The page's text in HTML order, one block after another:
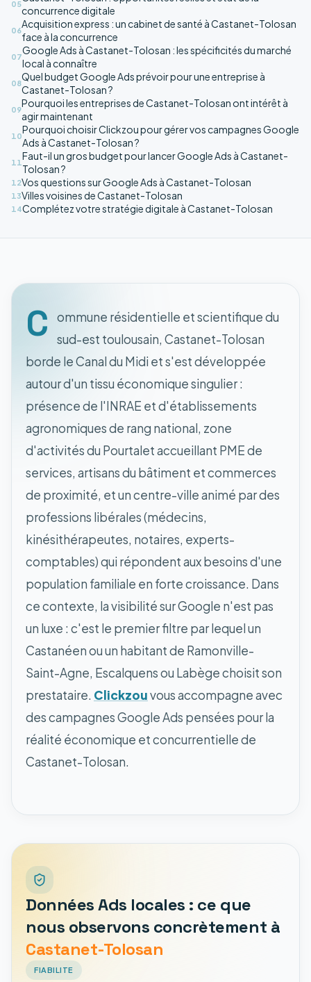
05
concurrence digitale
06
Acquisition express : un cabinet de santé à Castanet-Tolosan
face à la concurrence
07
Google Ads à Castanet-Tolosan : les spécificités du marché
local à connaître
08
Quel budget Google Ads prévoir pour une entreprise à
Castanet-Tolosan ?
09
Pourquoi les entreprises de Castanet-Tolosan ont intérêt à
agir maintenant
10
Pourquoi choisir Clickzou pour gérer vos campagnes Google
Ads à Castanet-Tolosan ?
11
Faut-il un gros budget pour lancer Google Ads à Castanet-
Tolosan ?
12Vos questions sur Google Ads à Castanet-Tolosan
13Villes voisines de Castanet-Tolosan
14Complétez votre stratégie digitale à Castanet-Tolosan
C
ommune résidentielle et scientifique du
sud-est toulousain, Castanet-Tolosan
borde le Canal du Midi et s'est développée
autour d'un tissu économique singulier :
présence de l'INRAE et d'établissements
agronomiques de rang national, zone
d'activités du Pourtalet accueillant PME de
services, artisans du bâtiment et commerces
de proximité, et un centre-ville animé par des
professions libérales (médecins,
kinésithérapeutes, notaires, experts-
comptables) qui répondent aux besoins d'une
population familiale en forte croissance. Dans
ce contexte, la visibilité sur Google n'est pas
un luxe : c'est le premier filtre par lequel un
Castanéen ou un habitant de Ramonville-
Saint-Agne, Escalquens ou Labège choisit son
prestataire. Clickzouvous accompagne avec
des campagnes Google Ads pensées pour la
réalité économique et concurrentielle de
Castanet-Tolosan.
Données Ads locales : ce que
nous observons concrètement à
Castanet-Tolosan
FIABILITE